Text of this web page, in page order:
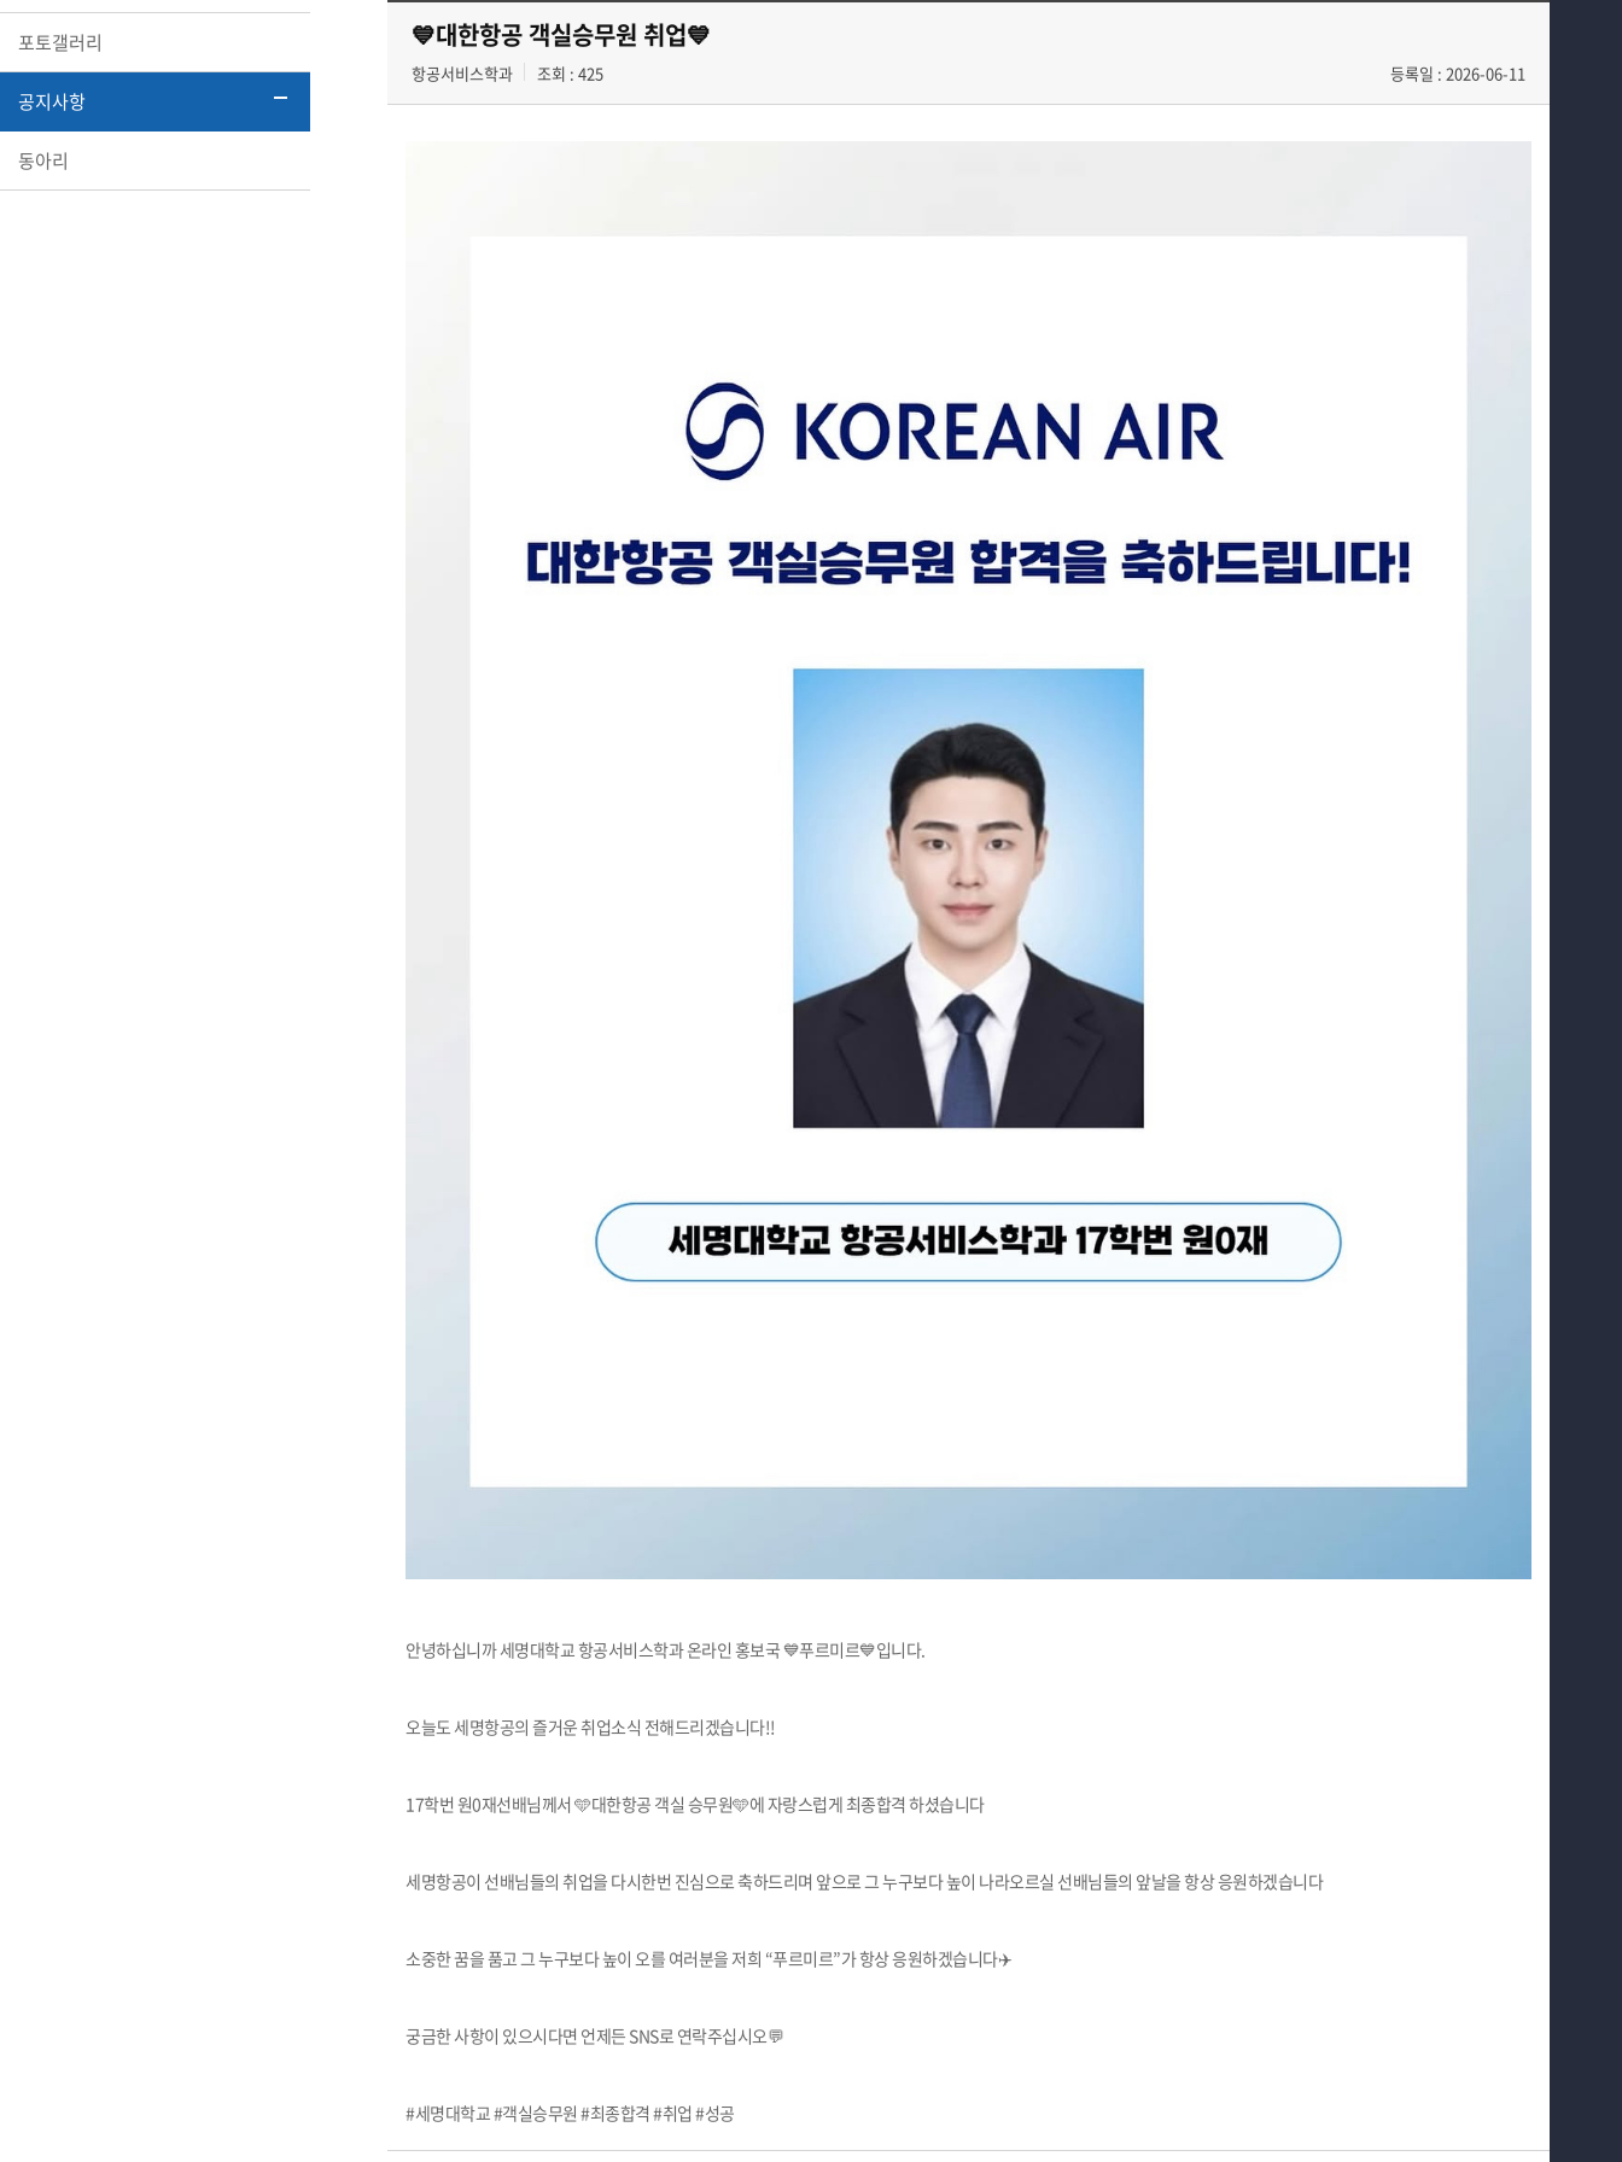
포토갤러리
공지사항
동아리
교과과정 공지사항
동아리
💙대한항공 객실승무원 취업💙
항공서비스학과 조회 : 425 등록일 : 2026-06-11
안녕하십니까 세명대학교 항공서비스학과 온라인 홍보국 💙푸르미르💙입니다.
오늘도 세명항공의 즐거운 취업소식 전해드리겠습니다!!
17학번 원0재선배님께서 🩵대한항공 객실 승무원🩵에 자랑스럽게 최종합격 하셨습니다
세명항공이 선배님들의 취업을 다시한번 진심으로 축하드리며 앞으로 그 누구보다 높이 나라오르실 선배님들의 앞날을 항상 응원하겠습니다
소중한 꿈을 품고 그 누구보다 높이 오를 여러분을 저희 “푸르미르”가 항상 응원하겠습니다✈️
궁금한 사항이 있으시다면 언제든 SNS로 연락주십시오💬
#세명대학교 #객실승무원 #최종합격 #취업 #성공